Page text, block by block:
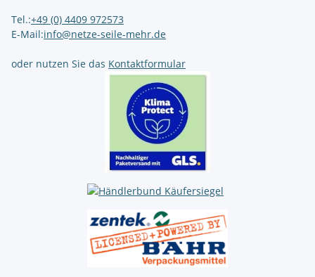
Tel.:+49 (0) 4409 972573
E-Mail:info@netze-seile-mehr.de
oder nutzen Sie das Kontaktformular